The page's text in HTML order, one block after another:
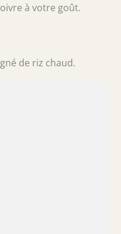
à votre goût.
de riz chaud.